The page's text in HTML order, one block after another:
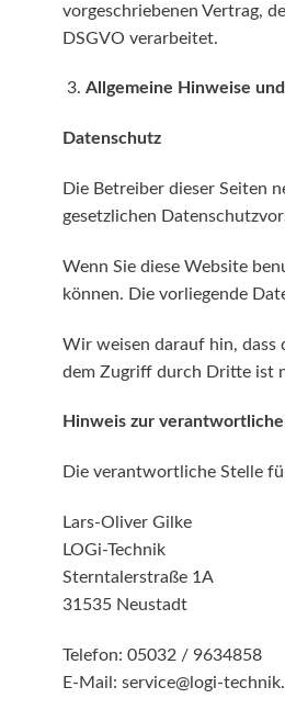
vorgeschriebenen Vertrag,
DSGVO verarbeitet.
Allgemeine Hinweise
Datenschutz
Die Betreiber dieser Seiten
gesetzlichen
Wenn Sie diese Website
können. Die vorliegende
Wir weisen darauf hin, dass
dem Zugriff durch Dritte ist
Hinweis zur
Die verantwortliche Stelle
Lars-Oliver Gilke
LOGi-Technik
Sterntalerstraße 1A
31535 Neustadt
Telefon: 05032 / 9634858
E-Mail: service@logi-